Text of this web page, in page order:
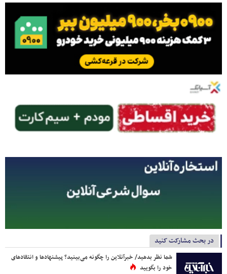
در بحث مشارکت کنید
شما نظر بدهید/ خبرآنلاین را چگونه می‌بینید؟ پیشنهادها و انتقادهای
خود را بگویید